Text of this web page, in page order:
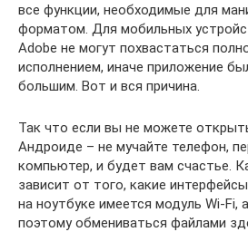
все функции, необходимые для
форматом. Для мобильных
Adobe не могут похвастаться
исполнением, иначе приложение
большим. Вот и вся причина.
Так что если вы не можете
Андроиде – не мучайте телефон,
компьютер, и будет вам счастье.
зависит от того, какие
на ноутбуке имеется модуль Wi-Fi,
поэтому обмениваться файлами